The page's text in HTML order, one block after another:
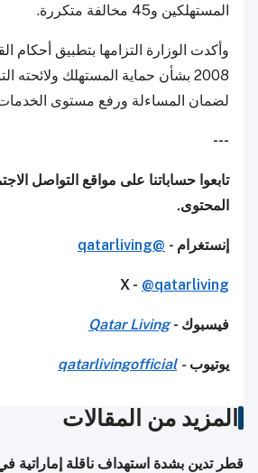
المستهلكين و45 مخالفة متكررة.
2008 بشأن حماية المستهلك ولائحته
لضمان المساءلة ورفع مستوى
---
تابعوا حساباتنا على مواقع التواصل
المحتوى.
إنستغرام - @qatarliving
X - @qatarliving
فيسبوك -Qatar Living
يوتيوب-
qatarlivingofficial
المزيد من المقالات
قطر تدين بشدة استهداف ناقلة إماراتية